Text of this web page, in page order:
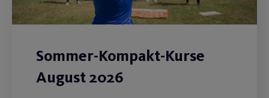
Sommer-Kompakt-Kurse
August 2026